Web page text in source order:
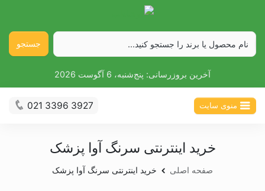
جستجو
آخرین بروزرسانی: پنج‌شنبه، 6 آگوست 2026
منوی سایت 021 3396 3927
خرید اینترنتی سرنگ آوا پزشک
صفحه اصلی خرید اینترنتی سرنگ آوا پزشک